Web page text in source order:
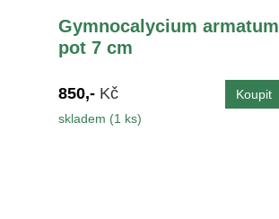
Gymnocalycium
pot 7 cm
850,- Kč
skladem (1 ks)